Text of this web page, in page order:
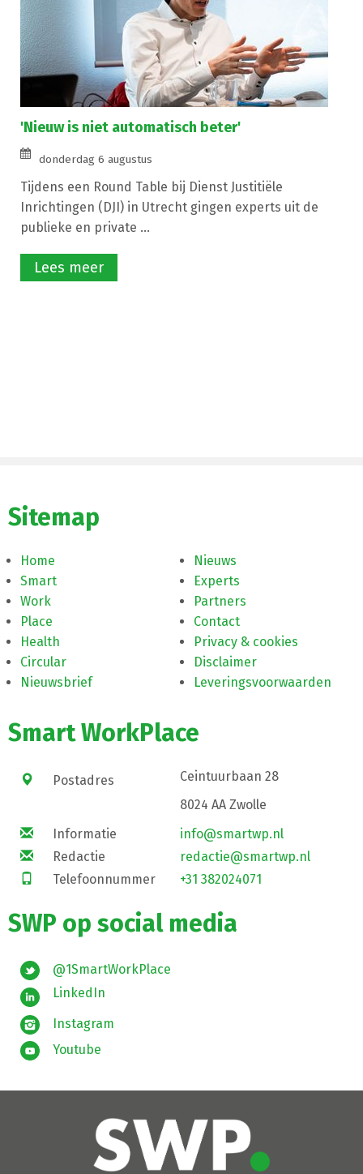
'Nieuw is niet automatisch beter'
donderdag 6 augustus
Tijdens een Round Table bij Dienst Justitiële
Inrichtingen (DJI) in Utrecht gingen experts uit de
publieke en private ...
Lees meer
Sitemap
Home
Smart
Work
Place
Health
Circular
Nieuwsbrief
Nieuws
Experts
Partners
Contact
Privacy & cookies
Disclaimer
Leveringsvoorwaarden
Smart WorkPlace
Postadres
Ceintuurbaan 28
8024 AA Zwolle
Informatie
info@smartwp.nl
Redactie
redactie@smartwp.nl
Telefoonnummer
+31 382024071
SWP op social media
@1SmartWorkPlace
LinkedIn
Instagram
Youtube